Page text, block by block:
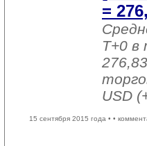
=
T+0 в
USD
15 сентября 2015 года • •